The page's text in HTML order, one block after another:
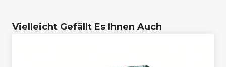
Vielleicht Gefällt Es Ihnen Auch